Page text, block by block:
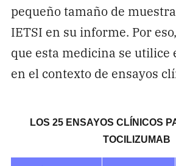
pequeño tamaño de
IETSI en su informe. Por
que esta medicina se utilice
en el contexto de ensayos
LOS 25 ENSAYOS CLÍNICOS
TOCILIZUMAB